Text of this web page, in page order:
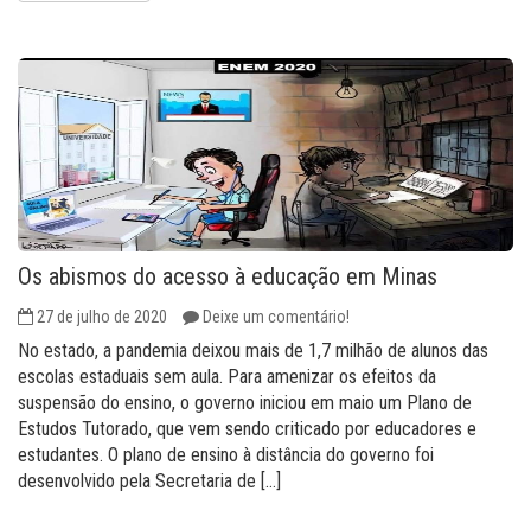
Os abismos do acesso à educação em Minas
27 de julho de 2020 Deixe um comentário!
No estado, a pandemia deixou mais de 1,7 milhão de alunos das
escolas estaduais sem aula. Para amenizar os efeitos da
suspensão do ensino, o governo iniciou em maio um Plano de
Estudos Tutorado, que vem sendo criticado por educadores e
estudantes. O plano de ensino à distância do governo foi
desenvolvido pela Secretaria de […]